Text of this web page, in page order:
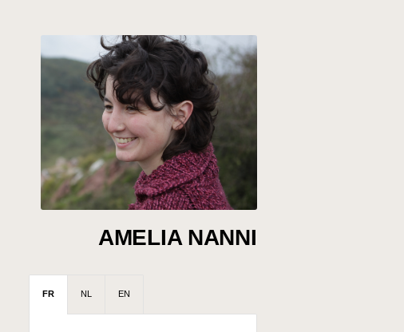
AMELIA NANNI
FR NL EN